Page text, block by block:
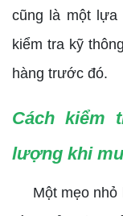
cũng là một lựa
kiểm tra kỹ
hàng trước đó.
Cách kiểm
lượng khi
Một mẹo nhỏ